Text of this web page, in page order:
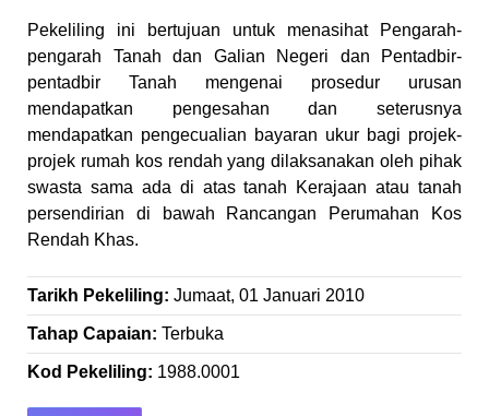
Pekeliling ini bertujuan untuk menasihat Pengarah-
pengarah Tanah dan Galian Negeri dan Pentadbir-
pentadbir Tanah mengenai prosedur urusan
mendapatkan pengesahan dan seterusnya
mendapatkan pengecualian bayaran ukur bagi projek-
projek rumah kos rendah yang dilaksanakan oleh pihak
swasta sama ada di atas tanah Kerajaan atau tanah
persendirian di bawah Rancangan Perumahan Kos
Rendah Khas.
Tarikh Pekeliling: Jumaat, 01 Januari 2010
Tahap Capaian: Terbuka
Kod Pekeliling: 1988.0001